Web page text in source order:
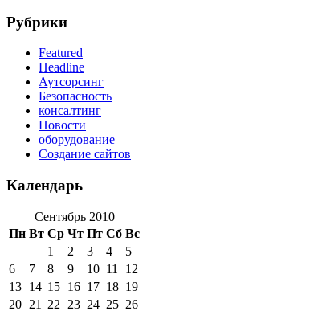
Рубрики
Featured
Headline
Аутсорсинг
Безопасность
консалтинг
Новости
оборудование
Создание сайтов
Календарь
Сентябрь 2010
Пн Вт Ср Чт Пт Сб Вс
1 2 3 4
5
6
7 8 9 10 11
12
13 14 15 16 17 18 19
20 21 22 23 24 25 26